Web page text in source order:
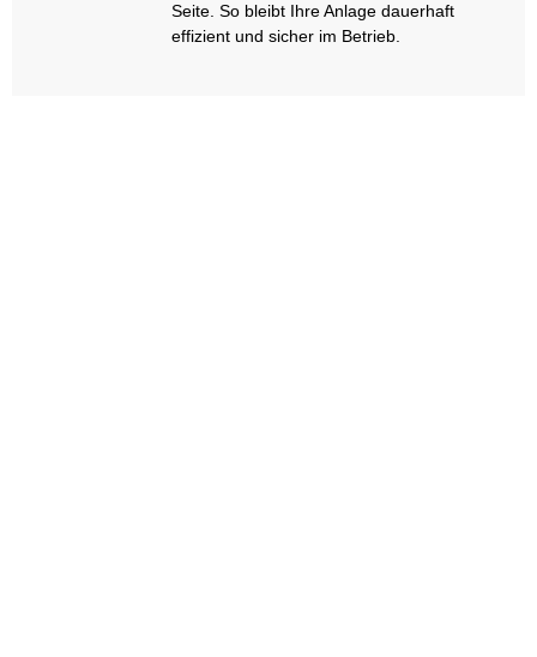
Seite. So bleibt Ihre Anlage dauerhaft
effizient und sicher im Betrieb.